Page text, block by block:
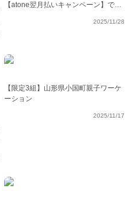
【atone翌月払いキャンペーン】でポ
2025/11/28
【限定3組】山形県小国町親子ワーケ
ーション
2025/11/17